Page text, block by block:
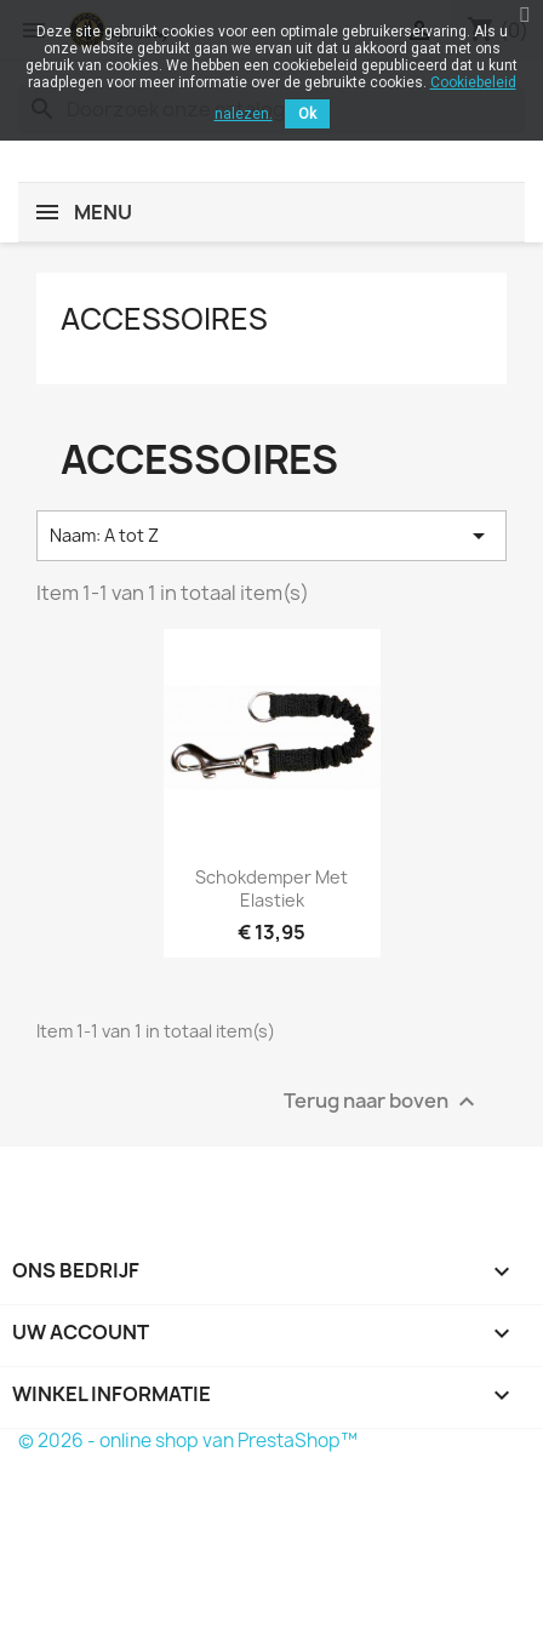
 shopping_cart (0)

MENU
ACCESSOIRES
ACCESSOIRES
Naam: A tot Z 
Item 1-1 van 1 in totaal item(s)
Snel bekijken
Schokdemper Met
Elastiek
€ 13,95
Item 1-1 van 1 in totaal item(s)
Terug naar boven 
ONS BEDRIJF 
UW ACCOUNT 
WINKEL INFORMATIE keyboard_arrow_down
© 2026 - online shop van PrestaShop™
Deze site gebruikt cookies voor een optimale gebruikerservaring. Als u
onze website gebruikt gaan we ervan uit dat u akkoord gaat met ons
gebruik van cookies. We hebben een cookiebeleid gepubliceerd dat u kunt
raadplegen voor meer informatie over de gebruikte cookies. Cookiebeleid
nalezen.
Ok